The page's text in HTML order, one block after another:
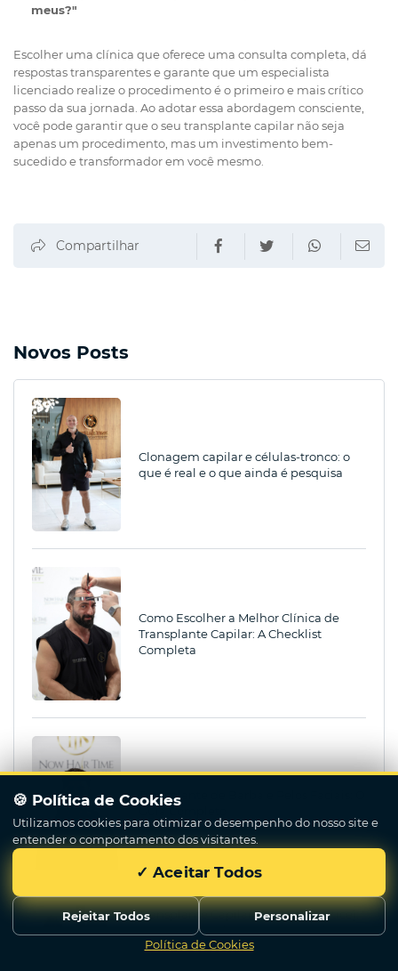
meus?"
Escolher uma clínica que oferece uma consulta completa, dá
respostas transparentes e garante que um especialista
licenciado realize o procedimento é o primeiro e mais crítico
passo da sua jornada. Ao adotar essa abordagem consciente,
você pode garantir que o seu transplante capilar não seja
apenas um procedimento, mas um investimento bem-
sucedido e transformador em você mesmo.
Compartilhar
Novos Posts
Clonagem capilar e células-tronco: o
que é real e o que ainda é pesquisa
Como Escolher a Melhor Clínica de
Transplante Capilar: A Checklist
Completa
Transplante de Barba e Pelos Faciais: O
Guia Completo
Transplante Capilar da Coroa (Vértice):
Enxertos, Padrão em Redemoinho e O
Que Esperar
Nos Escreva
🍪 Política de Cookies
Utilizamos cookies para otimizar o desempenho do nosso site e
entender o comportamento dos visitantes.
Política de Cookies
Rejeitar Todos Personalizar
✓ Aceitar Todos